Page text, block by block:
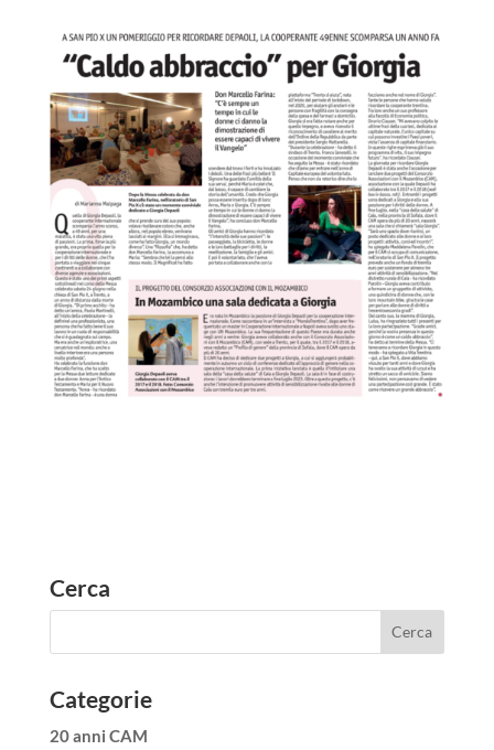
Cerca
Categorie
20 anni CAM